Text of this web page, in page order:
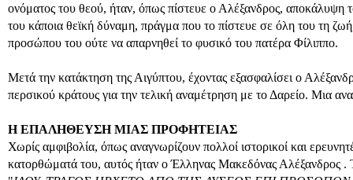
ονόματος του θεού, ήταν, όπως πίστευε ο Αλέξανδρος, αποκάλυψη
του κάποια θεϊκή δύναμη, πράγμα που το πίστευε σε όλη του τη
προσώπου του ούτε να απαρνηθεί το φυσικό του πατέρα Φίλιππο.
Μετά την κατάκτηση της Αιγύπτου, έχοντας εξασφαλίσει ο
περσικού κράτους για την τελική αναμέτρηση με το Δαρείο. Μια
Η ΕΠΑΛΗΘΕΥΣΗ ΜΙΑΣ ΠΡΟΦΗΤΕΙΑΣ
Χωρίς αμφιβολία, όπως αναγνωρίζουν πολλοί ιστορικοί και
κατορθώματά του, αυτός ήταν ο Έλληνας Μακεδόνας Αλέξανδρος .